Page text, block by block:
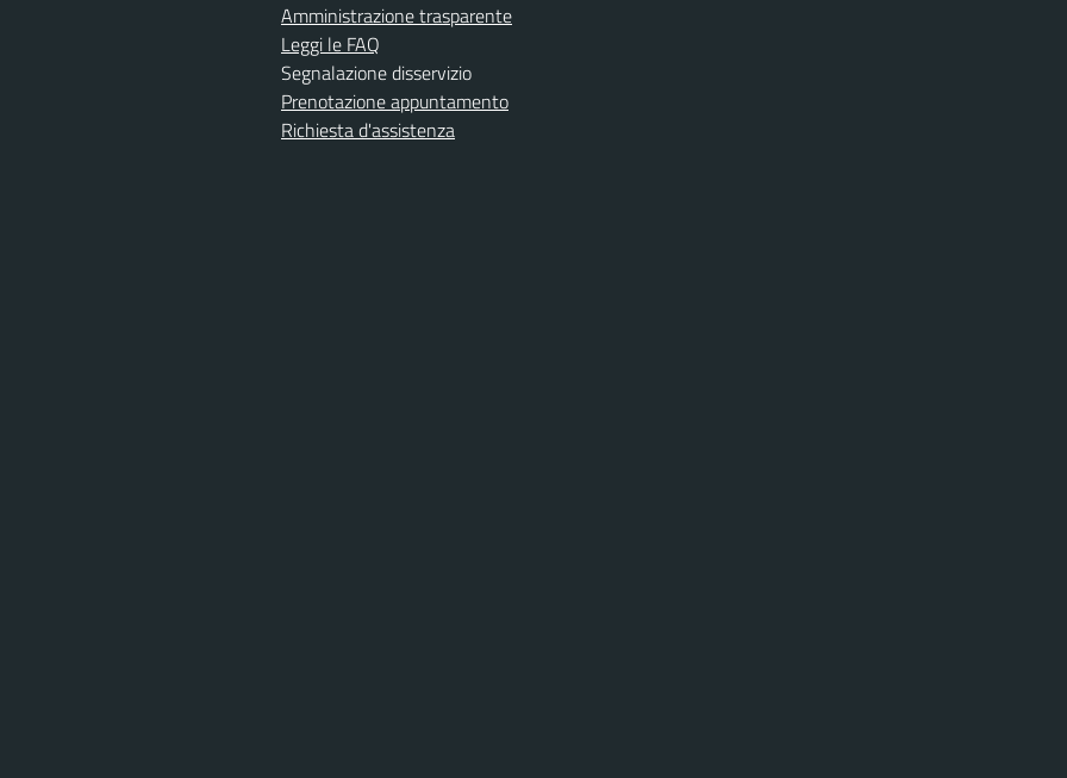
Amministrazione trasparente
Leggi le FAQ
Segnalazione disservizio
Prenotazione appuntamento
Richiesta d'assistenza